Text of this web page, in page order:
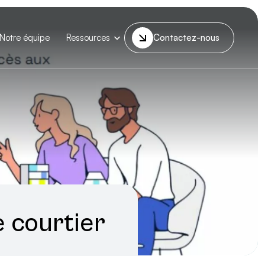
Notre équipe Ressources Contactez-nous
courtier